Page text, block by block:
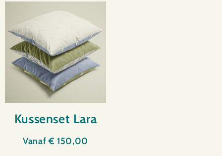
Kussenset Lara
Vanaf€ 150,00